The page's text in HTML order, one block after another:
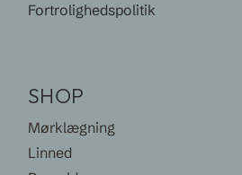
Fortrolighedspolitik
SHOP
Mørklægning
Linned